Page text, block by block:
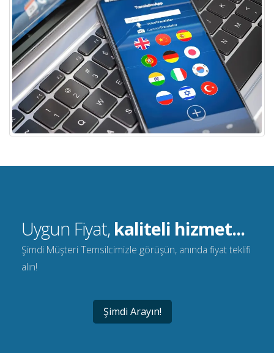
Uygun Fiyat, kaliteli hizmet...
Şimdi Müşteri Temsilcimizle görüşün, anında fiyat teklifi
alın!
Şimdi Arayın!